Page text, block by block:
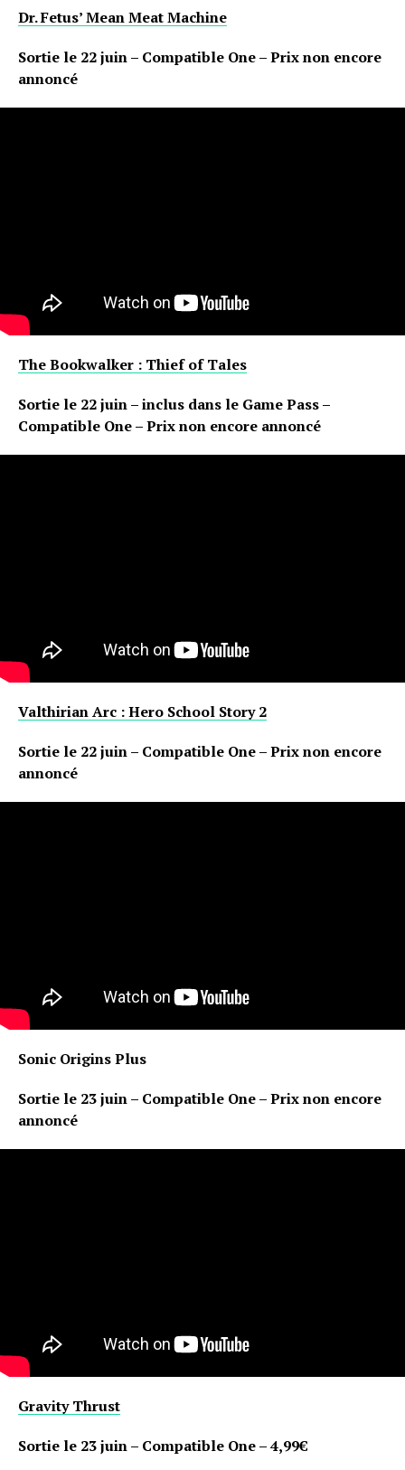
Dr. Fetus’ Mean Meat Machine
Sortie le 22 juin – Compatible One – Prix non encore
annoncé
The Bookwalker : Thief of Tales
Sortie le 22 juin – inclus dans le Game Pass –
Compatible One – Prix non encore annoncé
Valthirian Arc : Hero School Story 2
Sortie le 22 juin – Compatible One – Prix non encore
annoncé
Sonic Origins Plus
Sortie le 23 juin – Compatible One – Prix non encore
annoncé
Gravity Thrust
Sortie le 23 juin – Compatible One – 4,99€